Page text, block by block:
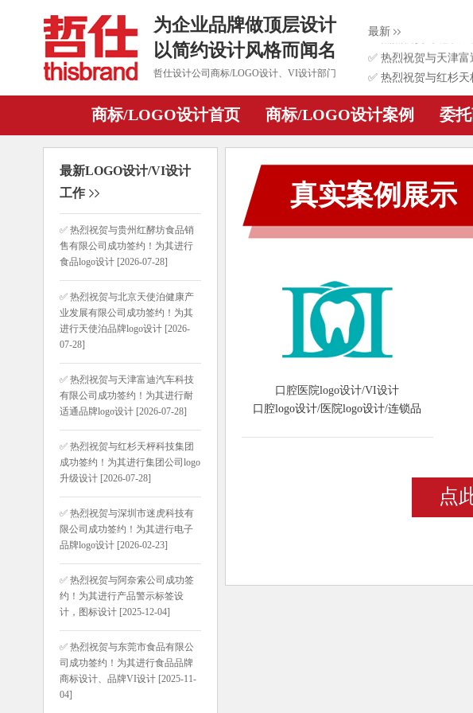
为企业品牌做顶层设计
以简约设计风格而闻名
哲仕设计公司商标/LOGO设计、VI设计部门
最新
成功签约！为其进行
✅ 热烈祝贺与北京天
公司成功签约！为其
✅ 热烈祝贺与天津
功签约！为其进行耐
✅ 热烈祝贺与红杉天
为其进行集团公司
✅ 热烈祝贺与深圳
签约！为其进行电子
商标/LOGO设计首页 商标/LOGO设计案例 委
最新LOGO设计/VI设计
工作
✅ 热烈祝贺与贵州红酵坊食品销
售有限公司成功签约！为其进行
食品logo设计 [2026-07-28]
✅ 热烈祝贺与北京天使泊健康产
业发展有限公司成功签约！为其
进行天使泊品牌logo设计 [2026-
07-28]
✅ 热烈祝贺与天津富迪汽车科技
有限公司成功签约！为其进行耐
适通品牌logo设计 [2026-07-28]
✅ 热烈祝贺与红杉天枰科技集团
成功签约！为其进行集团公司logo
升级设计 [2026-07-28]
✅ 热烈祝贺与深圳市迷虎科技有
限公司成功签约！为其进行电子
品牌logo设计 [2026-02-23]
✅ 热烈祝贺与阿奈索公司成功签
约！为其进行产品警示标签设
计，图标设计 [2025-12-04]
✅ 热烈祝贺与东莞市食品有限公
司成功签约！为其进行食品品牌
商标设计、品牌VI设计 [2025-11-
04]
真实案例展示
口腔医院logo设计/VI设计
口腔logo设计/医院logo设计/连锁品
点